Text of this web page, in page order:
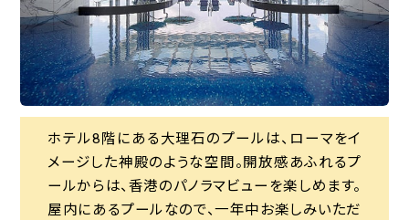
ホテル8階にある大理石のプールは、ローマをイ
メージした神殿のような空間。開放感あふれるプ
ールからは、香港のパノラマビューを楽しめます。
屋内にあるプールなので、一年中お楽しみいただ
風水や神様に対しての信仰心がとても深い地、香
でも「文武廟」の本堂内にある、巨大な渦巻き状の
線香は神秘で見ておきたいスポットです。
その場にいるだけでお嬢様気分になれる「The
Lobby」でのアフタヌーンティー。重厚なインテリア
やティファニーで特注されたという銀食器たち、ペ
ニンシュラの名に恥じないゴージャスな空間です。
ホテル8階にある大理石のプールは、ローマをイ
メージした神殿のような空間。開放感あふれるプ
ールからは、香港のパノラマビューを楽しめます。
屋内にあるプールなので、一年中お楽しみいただ